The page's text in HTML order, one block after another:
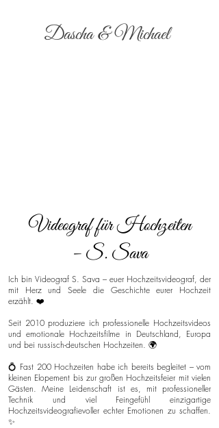
Dascha & Michael
Videograf für Hochzeiten
– S. Sava
Ich bin Videograf S. Sava – euer Hochzeitsvideograf, der
mit Herz und Seele die Geschichte eurer Hochzeit
erzählt. ❤️
Seit 2010 produziere ich professionelle Hochzeitsvideos
und emotionale Hochzeitsfilme in Deutschland, Europa
und bei russisch-deutschen Hochzeiten. 🌍
💍 Fast 200 Hochzeiten habe ich bereits begleitet – vom
kleinen Elopement bis zur großen Hochzeitsfeier mit vielen
Gästen. Meine Leidenschaft ist es, mit professioneller
Technik und viel Feingefühl einzigartige
Hochzeitsvideografievoller echter Emotionen zu schaffen.
✨